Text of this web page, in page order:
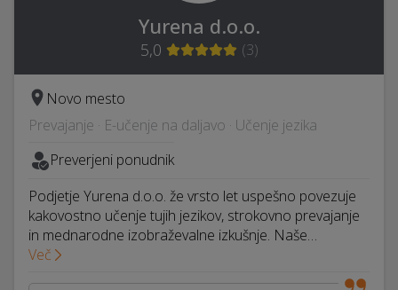
Yurena d.o.o.
5,0 (3)
Novo mesto
Prevajanje · E-učenje na daljavo · Učenje jezika
Preverjeni ponudnik
Podjetje Yurena d.o.o. že vrsto let uspešno povezuje
kakovostno učenje tujih jezikov, strokovno prevajanje
in mednarodne izobraževalne izkušnje. Naše…
Več